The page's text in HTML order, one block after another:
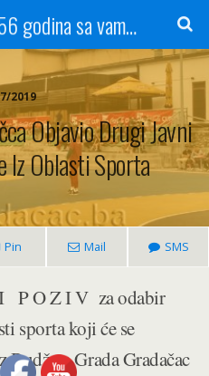
Radio Gradačac - 56 godina sa vama...
2019
Objavio Drugi Javni
Iz Oblasti Sporta
Pin Mail SMS
P O Z I V za odabir
sporta koji će se
Grada Gradačac